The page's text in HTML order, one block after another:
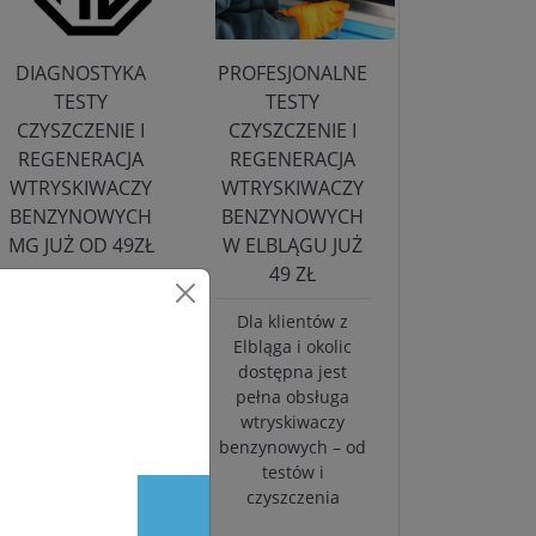
DIAGNOSTYKA
TESTY
CZYSZCZENIE I
REGENERACJA
WTRYSKIWACZY
BENZYNOWYCH
MG JUŻ OD 49ZŁ
PROFESJONALNE
TESTY
CZYSZCZENIE I
REGENERACJA
WTRYSKIWACZY
BENZYNOWYCH
W ELBLĄGU JUŻ
49 ZŁ
Dla klientów z
Elbląga i okolic
dostępna jest
pełna obsługa
wtryskiwaczy
benzynowych – od
testów i
czyszczenia